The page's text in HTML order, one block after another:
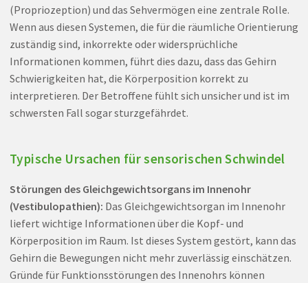
(Propriozeption) und das Sehvermögen eine zentrale Rolle.
Wenn aus diesen Systemen, die für die räumliche Orientierung
zuständig sind, inkorrekte oder widersprüchliche
Informationen kommen, führt dies dazu, dass das Gehirn
Schwierigkeiten hat, die Körperposition korrekt zu
interpretieren. Der Betroffene fühlt sich unsicher und ist im
schwersten Fall sogar sturzgefährdet.
Typische Ursachen für sensorischen Schwindel
Störungen des Gleichgewichtsorgans im Innenohr
(Vestibulopathien): Das Gleichgewichtsorgan im Innenohr
liefert wichtige Informationen über die Kopf- und
Körperposition im Raum. Ist dieses System gestört, kann das
Gehirn die Bewegungen nicht mehr zuverlässig einschätzen.
Gründe für Funktionsstörungen des Innenohrs können